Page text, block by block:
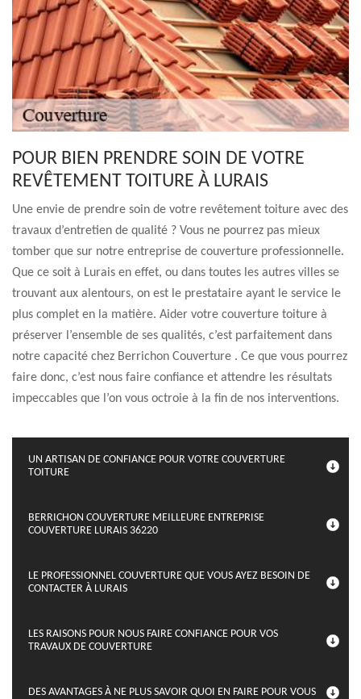
POUR BIEN PRENDRE SOIN DE VOTRE
REVÊTEMENT TOITURE À LURAIS
Une envie de prendre soin de votre revêtement toiture avec des
travaux d’entretien de qualité ? Vous ne pourrez pas mieux
tomber que sur notre entreprise de couverture professionnelle.
Que ce soit à Lurais en effet, ou dans toutes les autres villes se
trouvant aux alentours, on est le prestataire ayant le service le
plus complet en la matière. Aider votre couverture toiture à
préserver l’ensemble de ses qualités, c’est parfaitement dans
notre capacité chez Berrichon Couverture . Ce que vous pourrez
faire donc, c’est nous faire confiance et attendre les résultats
impeccables que l’on vous octroie à la fin de nos interventions.
UN ARTISAN DE CONFIANCE POUR VOTRE COUVERTURE
TOITURE
BERRICHON COUVERTURE MEILLEURE ENTREPRISE
COUVERTURE LURAIS 36220
LE PROFESSIONNEL COUVERTURE QUE VOUS AYEZ BESOIN DE
CONTACTER À LURAIS
LES RAISONS POUR NOUS FAIRE CONFIANCE POUR VOS
TRAVAUX DE COUVERTURE
DES AVANTAGES À NE PLUS SAVOIR QUOI EN FAIRE POUR VOUS